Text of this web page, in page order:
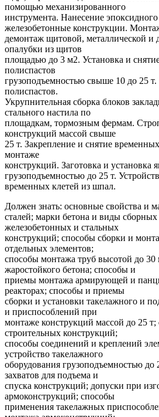
помощью механизированного
инструмента. Нанесение эпоксидного
железобетонные конструкции.
демонтаж щитовой, металлической и
опалубки из щитов
площадью до 3 м2. Установка и
полиспастов
грузоподъемностью свыше 10 до 25 т.
полиспастов.
Укрупнительная сборка блоков
стального настила по
площадкам, тормозным фермам.
конструкций массой свыше
25 т. Закрепление и снятие
монтаже
конструкций. Заготовка и установка
грузоподъемностью до 25 т.
временных клетей из шпал.
Должен знать: основные свойства и
сталей; марки бетона и виды
железобетонных и стальных
конструкций; способы сборки и
отдельных элементов;
способы монтажа труб высотой до 30
жаростойкого бетона; способы и
приемы монтажа армирующей и
реакторах; способы и приемы
сборки и установки такелажного и
и приспособлений при
монтаже конструкций массой до 25
строительных конструкций;
способы соединений и креплений
устройство такелажного
оборудования грузоподъемностью до
захватов для подъема и
спуска конструкций; допуски при
армоконструкций; способы
применения такелажных